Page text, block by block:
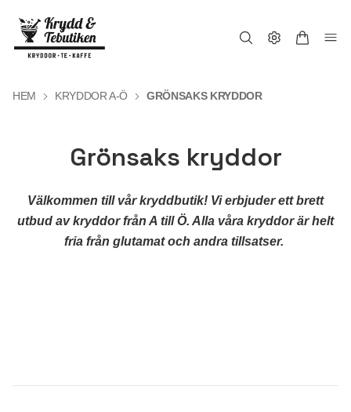
HEM KRYDDOR A-Ö GRÖNSAKS KRYDDOR
Grönsaks kryddor
Välkommen till vår kryddbutik! Vi erbjuder ett brett
utbud av kryddor från A till Ö. Alla våra kryddor är helt
fria från glutamat och andra tillsatser.